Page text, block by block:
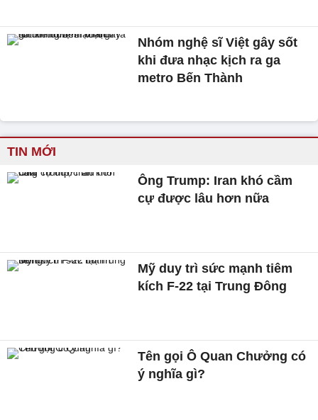
Nhóm nghệ sĩ Việt gây sốt
khi đưa nhạc kịch ra ga
metro Bến Thành
TIN MỚI
Ông Trump: Iran khó cầm
cự được lâu hơn nữa
Mỹ duy trì sức mạnh tiêm
kích F-22 tại Trung Đông
Tên gọi Ô Quan Chưởng có
ý nghĩa gì?